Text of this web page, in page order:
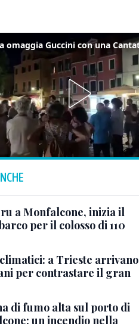
a Monfalcone, inizia il
per il colosso di 110
a Trieste arrivano
per contrastare il gran
di fumo alta sul porto di
un incendio nella